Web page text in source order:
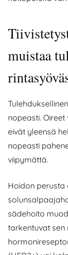
muistaa
nopeasti.
eivät yleensä
nopeasti
viipymättä.
Hoidon perusta
sädehoito
tarkentuvat